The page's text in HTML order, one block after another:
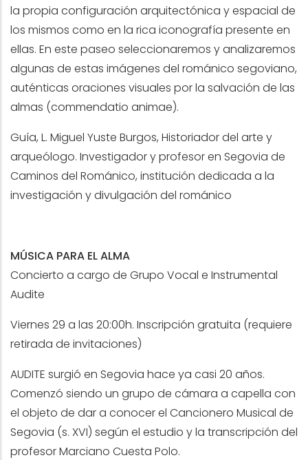
la propia configuración arquitectónica y espacial de
los mismos como en la rica iconografía presente en
ellas. En este paseo seleccionaremos y analizaremos
algunas de estas imágenes del románico segoviano,
auténticas oraciones visuales por la salvación de las
almas (commendatio animae).
Guía, L. Miguel Yuste Burgos, Historiador del arte y
arqueólogo. Investigador y profesor en Segovia de
Caminos del Románico, institución dedicada a la
investigación y divulgación del románico
MÚSICA PARA EL ALMA
Concierto a cargo de Grupo Vocal e Instrumental
Audite
Viernes 29 a las 20:00h. Inscripción gratuita (requiere
retirada de invitaciones)
AUDITE surgió en Segovia hace ya casi 20 años.
Comenzó siendo un grupo de cámara a capella con
el objeto de dar a conocer el Cancionero Musical de
Segovia (s. XVI) según el estudio y la transcripción del
profesor Marciano Cuesta Polo.